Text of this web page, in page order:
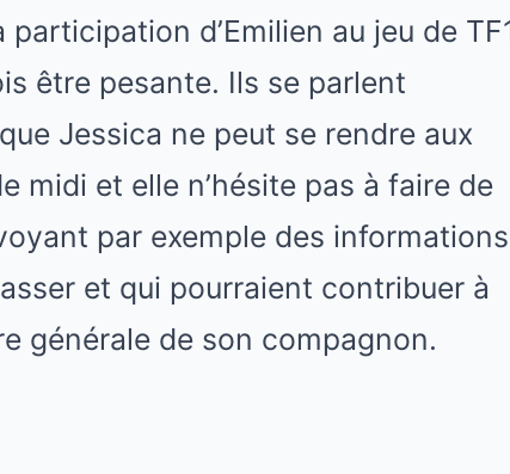
d’Emilien au jeu de
être pesante. Ils se parlent
Jessica ne peut se rendre aux
midi et elle n’hésite pas à faire de
par exemple des informations
et qui pourraient contribuer à
générale de son compagnon.